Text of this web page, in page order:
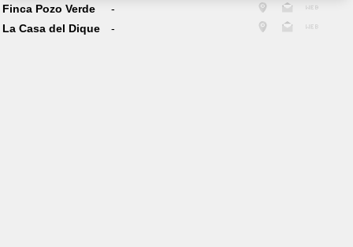
Finca Pozo Verde
-
La Casa del Dique
-